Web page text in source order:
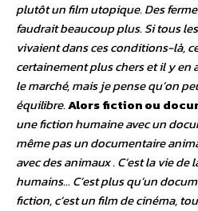
plutôt un film utopique. Des
faudrait beaucoup plus. Si tous
vivaient dans ces conditions-là,
certainement plus chers et il y
le marché, mais je pense qu’on
équilibre.Alors fiction ou
une fiction humaine avec un
même pas un documentaire
avec des animaux . C’est la vie
humains… C’est plus qu’un
fiction, c’est un film de cinéma,